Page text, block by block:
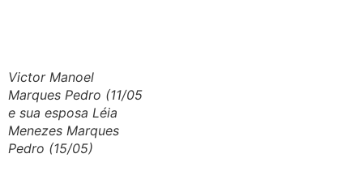
Victor Manoel
Marques Pedro (11/05
e sua esposa Léia
Menezes Marques
Pedro (15/05)